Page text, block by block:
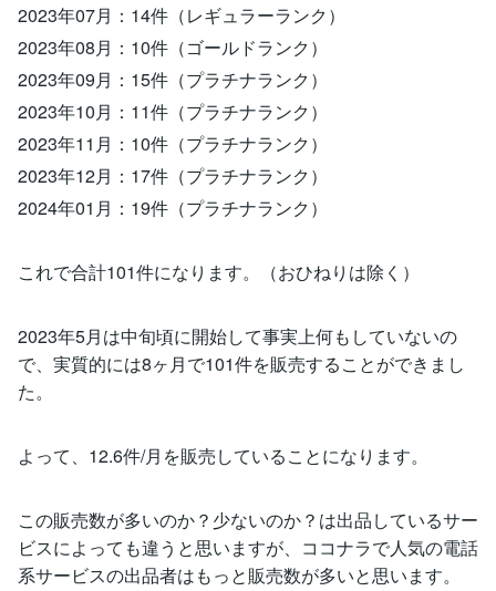
2023年07月：14件（レギュラーランク）
2023年08月：10件（ゴールドランク）
2023年09月：15件（プラチナランク）
2023年10月：11件（プラチナランク）
2023年11月：10件（プラチナランク）
2023年12月：17件（プラチナランク）
2024年01月：19件（プラチナランク）
これで合計101件になります。（おひねりは除く）
2023年5月は中旬頃に開始して事実上何もしていないの
で、実質的には8ヶ月で101件を販売することができまし
た。
よって、12.6件/月を販売していることになります。
この販売数が多いのか？少ないのか？は出品しているサー
ビスによっても違うと思いますが、ココナラで人気の電話
系サービスの出品者はもっと販売数が多いと思います。